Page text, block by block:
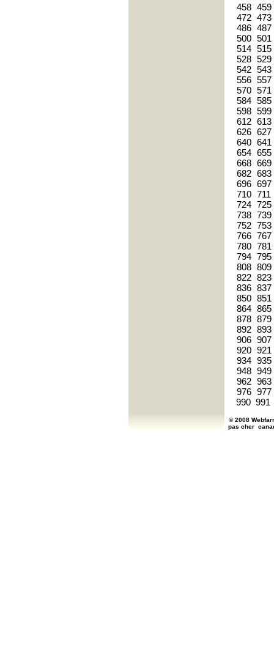
458 459
472 473
486 487
500 501
514 515
528 529
542 543
556 557
570 571
584 585
598 599
612 613
626 627
640 641
654 655
668 669
682 683
696 697
710 711
724 725
738 739
752 753
766 767
780 781
794 795
808 809
822 823
836 837
850 851
864 865
878 879
892 893
906 907
920 921
934 935
948 949
962 963
976 977
990 991
© 2008
pas cher